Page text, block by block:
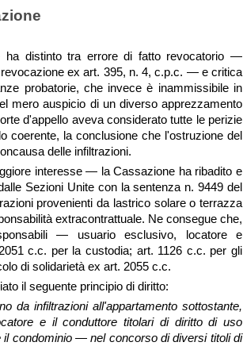
ha distinto tra errore di fatto revocatorio —
ex art. 395, n. 4, c.p.c. — e critica
probatorie, che invece è inammissibile in
mero auspicio di un diverso apprezzamento
d'appello aveva considerato tutte le perizie
coerente, la conclusione che l'ostruzione del
delle infiltrazioni.
interesse — la Cassazione ha ribadito e
Sezioni Unite con la sentenza n. 9449 del
provenienti da lastrico solare o terrazza
extracontrattuale. Ne consegue che,
— usuario esclusivo, locatore e
c.c. per la custodia; art. 1126 c.c. per gli
di solidarietà ex art. 2055 c.c.
il seguente principio di diritto:
da infiltrazioni all'appartamento sottostante,
e il conduttore titolari di diritto di uso
condominio — nel concorso di diversi titoli di